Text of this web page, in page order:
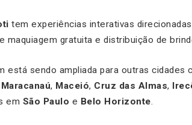
tem experiências interativas
maquiagem gratuita e distribuição de
está sendo ampliada para outras cidades
Maracanaú, Maceió, Cruz das Almas,
em São Paulo e Belo Horizonte.